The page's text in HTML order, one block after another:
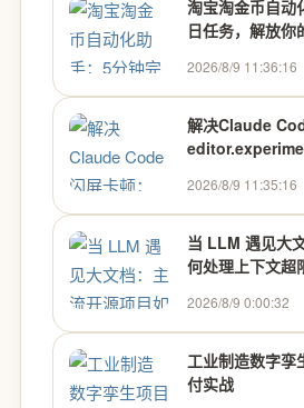
淘宝淘金币自动
日任务，解放你
2026/8/9 11:36:16
解决Claude
2026/8/9 11:35:16
当 LLM 遇见大
何处理上下文超
2026/8/9 0:00:32
工业制造数字孪
付实战